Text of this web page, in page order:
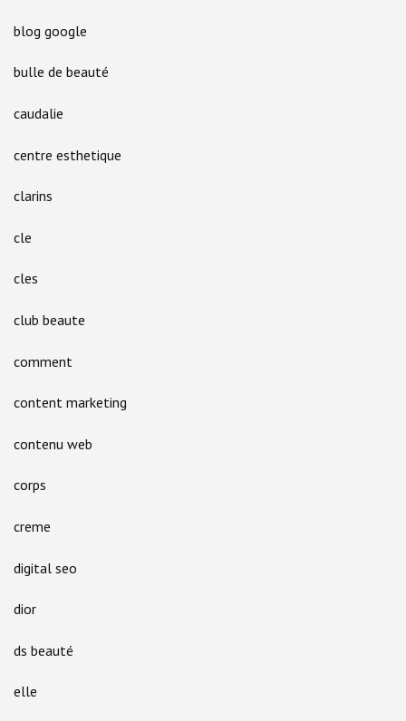
blog google
bulle de beauté
caudalie
centre esthetique
clarins
cle
cles
club beaute
comment
content marketing
contenu web
corps
creme
digital seo
dior
ds beauté
elle